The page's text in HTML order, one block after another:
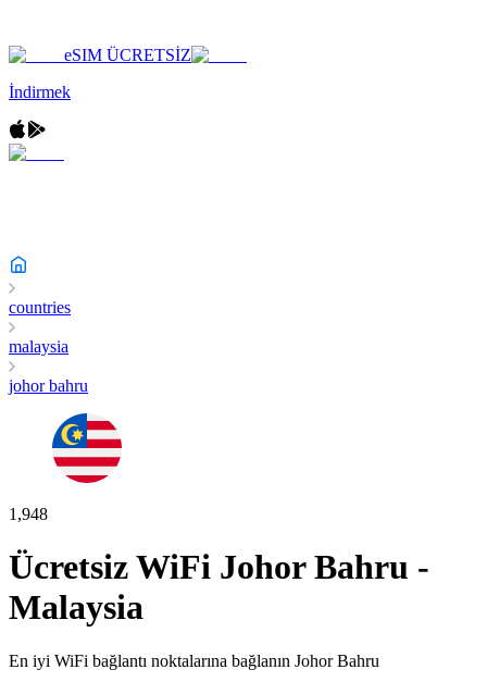
eSIM ÜCRETSİZ
İndirmek
countries
malaysia
johor bahru
1,948
Ücretsiz WiFi Johor Bahru -
Malaysia
En iyi WiFi bağlantı noktalarına bağlanın Johor Bahru